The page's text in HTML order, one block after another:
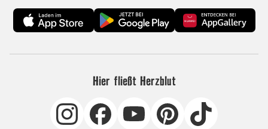
Hier fließt Herzblut